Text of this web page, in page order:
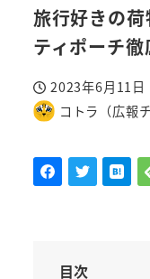
旅行好きの
ティポーチ
投稿日
2023年6月11日
著
コトラ（広報
目次